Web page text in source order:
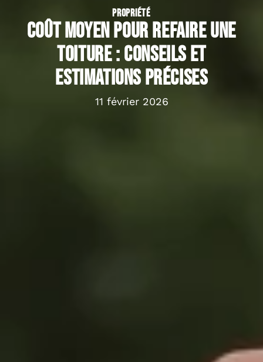
PROPRIÉTÉ
Coût moyen pour refaire une
toiture : conseils et
estimations précises
11 février 2026